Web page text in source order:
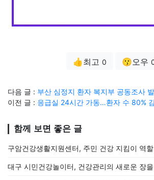
👍최고 0 😗오우
다음 글 : 부산 심정지 환자 복지부 공동조사
이전 글 : 응급실 24시간 가동…환자 수 80%
함께 보면 좋은 글
구암건강생활지원센터, 주민 건강 지킴이 역할
대구 시민건강놀이터, 건강관리의 새로운 장